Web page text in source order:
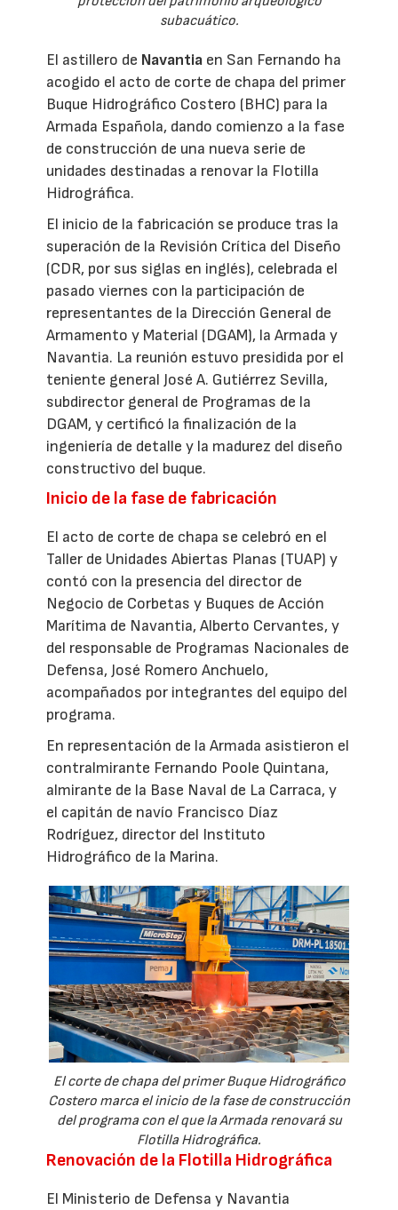
subacuático.
El astillero de Navantia en San Fernando ha
acogido el acto de corte de chapa del primer
Buque Hidrográfico Costero (BHC) para la
Armada Española, dando comienzo a la fase
de construcción de una nueva serie de
unidades destinadas a renovar la Flotilla
Hidrográfica.
El inicio de la fabricación se produce tras la
superación de la Revisión Crítica del Diseño
(CDR, por sus siglas en inglés), celebrada el
pasado viernes con la participación de
representantes de la Dirección General de
Armamento y Material (DGAM), la Armada y
Navantia. La reunión estuvo presidida por el
teniente general José A. Gutiérrez Sevilla,
subdirector general de Programas de la
DGAM, y certificó la finalización de la
ingeniería de detalle y la madurez del diseño
constructivo del buque.
Inicio de la fase de fabricación
El acto de corte de chapa se celebró en el
Taller de Unidades Abiertas Planas (TUAP) y
contó con la presencia del director de
Negocio de Corbetas y Buques de Acción
Marítima de Navantia, Alberto Cervantes, y
del responsable de Programas Nacionales de
Defensa, José Romero Anchuelo,
acompañados por integrantes del equipo del
programa.
En representación de la Armada asistieron el
contralmirante Fernando Poole Quintana,
almirante de la Base Naval de La Carraca, y
el capitán de navío Francisco Díaz
Rodríguez, director del Instituto
Hidrográfico de la Marina.
El corte de chapa del primer Buque Hidrográfico
Costero marca el inicio de la fase de construcción
del programa con el que la Armada renovará su
Flotilla Hidrográfica.
Renovación de la Flotilla Hidrográfica
El Ministerio de Defensa y Navantia